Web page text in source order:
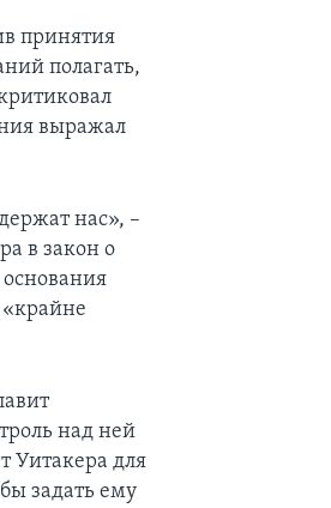
принятия
полагать,
выражал
нас», –
в закон о
«крайне
над ней
Уитакера для
задать ему